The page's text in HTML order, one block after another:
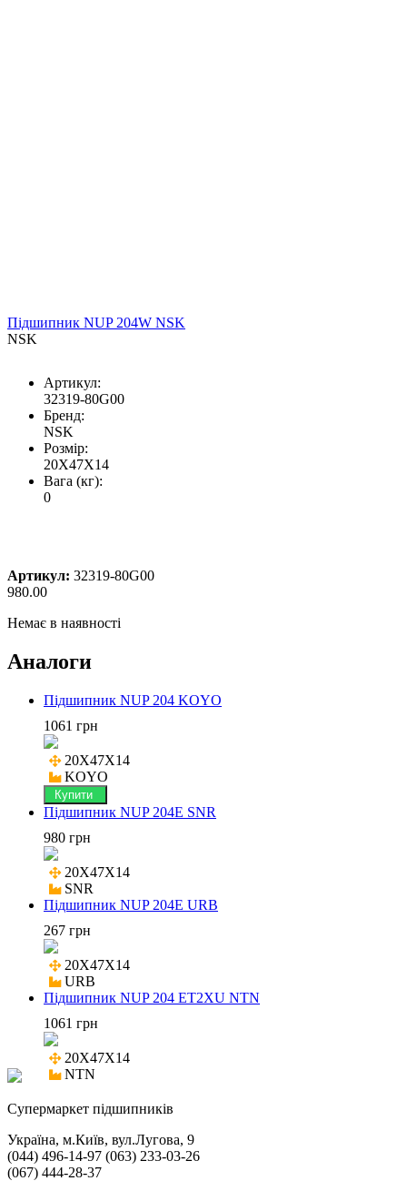
Підшипник NUP 204W NSK
NSK
Артикул:
32319-80G00
Бренд:
NSK
Розмір:
20X47X14
Вага (кг):
0
Артикул: 32319-80G00
980.00
Немає в наявності
Аналоги
Підшипник NUP 204 KOYO
1061 грн
20X47X14
KOYO
Купити
Підшипник NUP 204E SNR
980 грн
20X47X14
SNR
Підшипник NUP 204E URB
267 грн
20X47X14
URB
Підшипник NUP 204 ET2XU NTN
1061 грн
20X47X14
NTN
Cупермаркет підшипників
Україна, м.Київ, вул.Лугова, 9
(044) 496-14-97 (063) 233-03-26
(067) 444-28-37